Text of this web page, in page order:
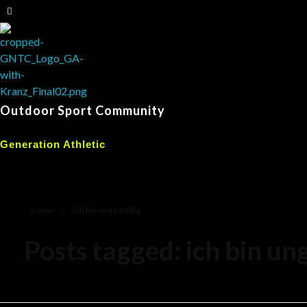
Outdoor Sport Community
Generation Athletic